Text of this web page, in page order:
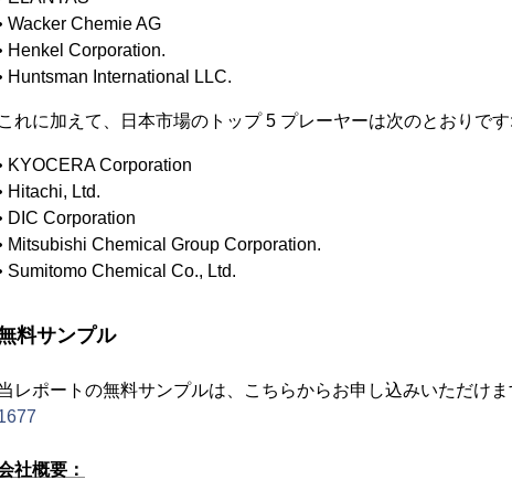
Wacker Chemie AG
Henkel Corporation.
Huntsman International LLC.
これに加えて、日本市場のトップ 5 プレーヤーは次のとおりです:
KYOCERA Corporation
Hitachi, Ltd.
DIC Corporation
Mitsubishi Chemical Group Corporation.
Sumitomo Chemical Co., Ltd.
料サンプル
レポートの無料サンプルは、こちらからお申し込みいただけま
社概要：